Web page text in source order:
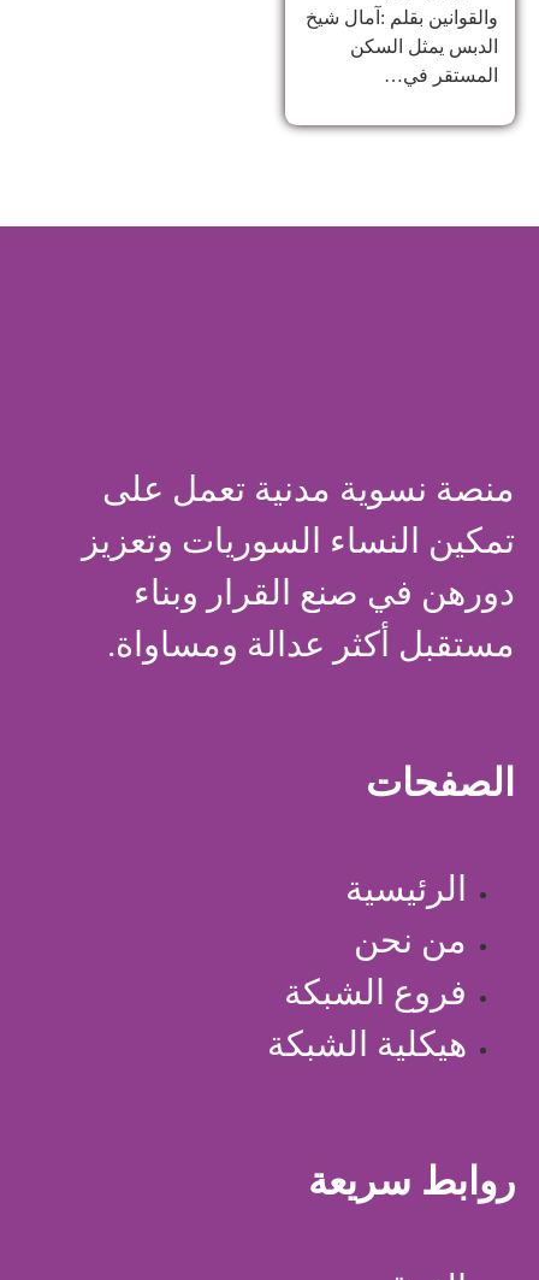
والقوانين بقلم :آمال شيخ
الدبس يمثل السكن
المستقر في…
منصة نسوية مدنية تعمل على
تمكين النساء السوريات وتعزيز
دورهن في صنع القرار وبناء
مستقبل أكثر عدالة ومساواة.
الصفحات
الرئيسية
من نحن
فروع الشبكة
هيكلية الشبكة
روابط سريعة